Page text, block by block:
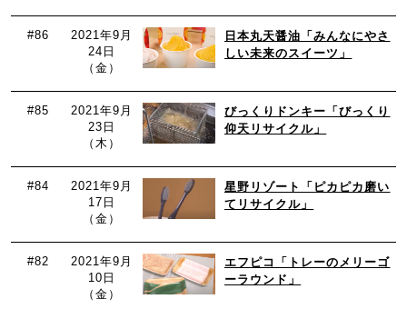
#86
2021年9月
24日
（金）
日本丸天醤油「みんなにやさ
しい未来のスイーツ」
#85
2021年9月
23日
（木）
びっくりドンキー「びっくり
仰天リサイクル」
#84
2021年9月
17日
（金）
星野リゾート「ピカピカ磨い
てリサイクル」
#82
2021年9月
10日
（金）
エフピコ「トレーのメリーゴ
ーラウンド」